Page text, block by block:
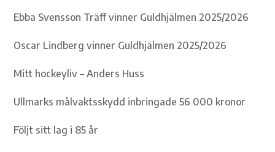
Ebba Svensson Träff vinner Guldhjälmen 2025/2026
Oscar Lindberg vinner Guldhjälmen 2025/2026
Mitt hockeyliv – Anders Huss
Ullmarks målvaktsskydd inbringade 56 000 kronor
Följt sitt lag i 85 år